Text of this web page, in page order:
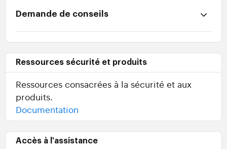
Demande de conseils
Ressources sécurité et produits
Ressources consacrées à la sécurité et aux
produits.
Documentation
Accès à l'assistance